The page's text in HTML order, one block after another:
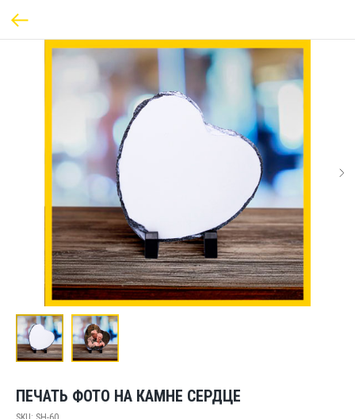
ПЕЧАТЬ ФОТО НА КАМНЕ СЕРДЦЕ